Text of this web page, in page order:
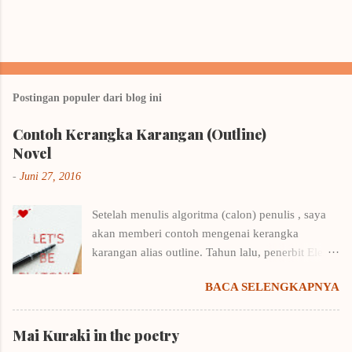
Postingan populer dari blog ini
Contoh Kerangka Karangan (Outline)
Novel
- Juni 27, 2016
Setelah menulis algoritma (calon) penulis , saya
akan memberi contoh mengenai kerangka
karangan alias outline. Tahun lalu, penerbit Elex
menulis outline. Saya langsung putar otak,
mencari cara menulis kerangka karangan yang
benar karena biasanya sekena saja kalau
menentukan outline. Untungnya saya punya
BACA SELENGKAPNYA
Mai Kuraki in the poetry